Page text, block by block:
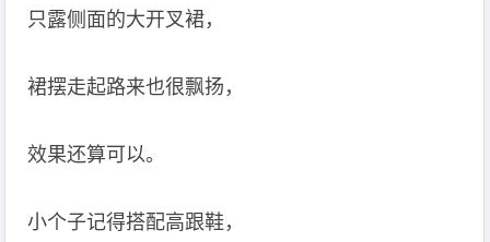
只露侧面的大开叉裙，
裙摆走起路来也很飘扬，
效果还算可以。
小个子记得搭配高跟鞋，